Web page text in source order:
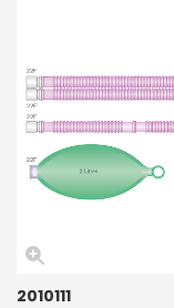
2010111